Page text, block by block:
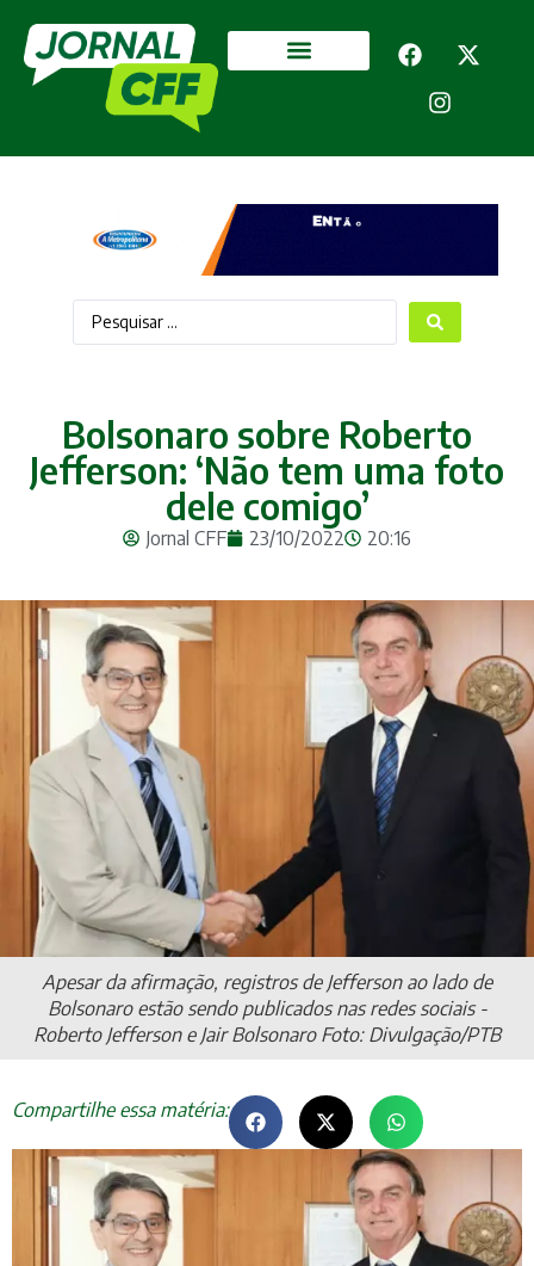
Bolsonaro sobre Roberto
Jefferson: ‘Não tem uma foto
dele comigo’
Jornal CFF 23/10/2022 20:16
Apesar da afirmação, registros de Jefferson ao lado de
Bolsonaro estão sendo publicados nas redes sociais -
Roberto Jefferson e Jair Bolsonaro Foto: Divulgação/PTB
Compartilhe essa matéria: